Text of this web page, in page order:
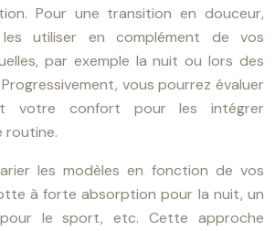
Pour une transition en douceur,
utiliser en complément de vos
par exemple la nuit ou lors des
vous pourrez évaluer
votre confort pour les intégrer
routine.
les modèles en fonction de vos
à forte absorption pour la nuit, un
le sport, etc. Cette approche